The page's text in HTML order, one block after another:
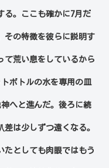
る。ここも確かに7月だ
その特徴を彼らに説明す
て荒い息をしているから
ボトルの水を専用の皿
へと進んだ。後ろに続
は少しずつ遠くなる。
たとしても肉眼ではもう